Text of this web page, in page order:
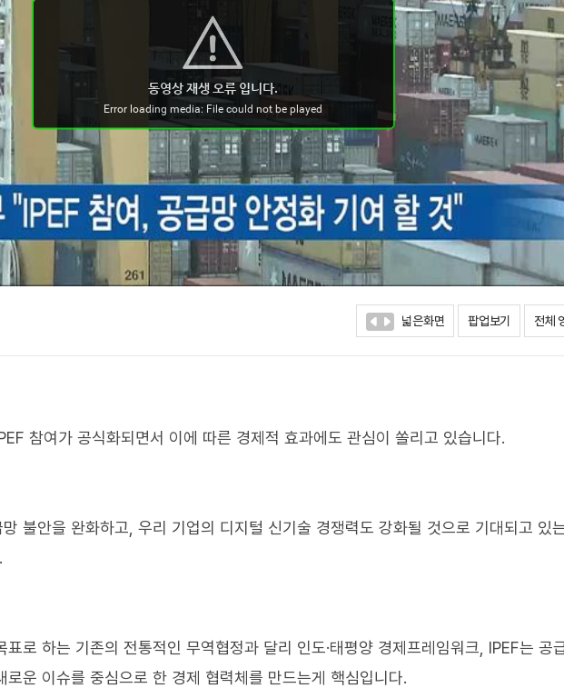
넓은화면 팝업보기 전체
참여가 공식화되면서 이에 따른 경제적 효과에도 관심이 쏠리고 있습니다.
불안을 완화하고, 우리 기업의 디지털 신기술 경쟁력도 강화될 것으로 기대되고 있
로 하는 기존의 전통적인 무역협정과 달리 인도·태평양 경제프레임워크, IPEF는 공
로운 이슈를 중심으로 한 경제 협력체를 만드는게 핵심입니다.